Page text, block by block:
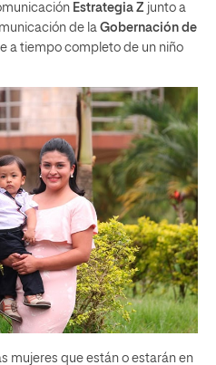
Estrategia Z junto a
de la Gobernación de
a tiempo completo de un niño
mujeres que están o estarán en